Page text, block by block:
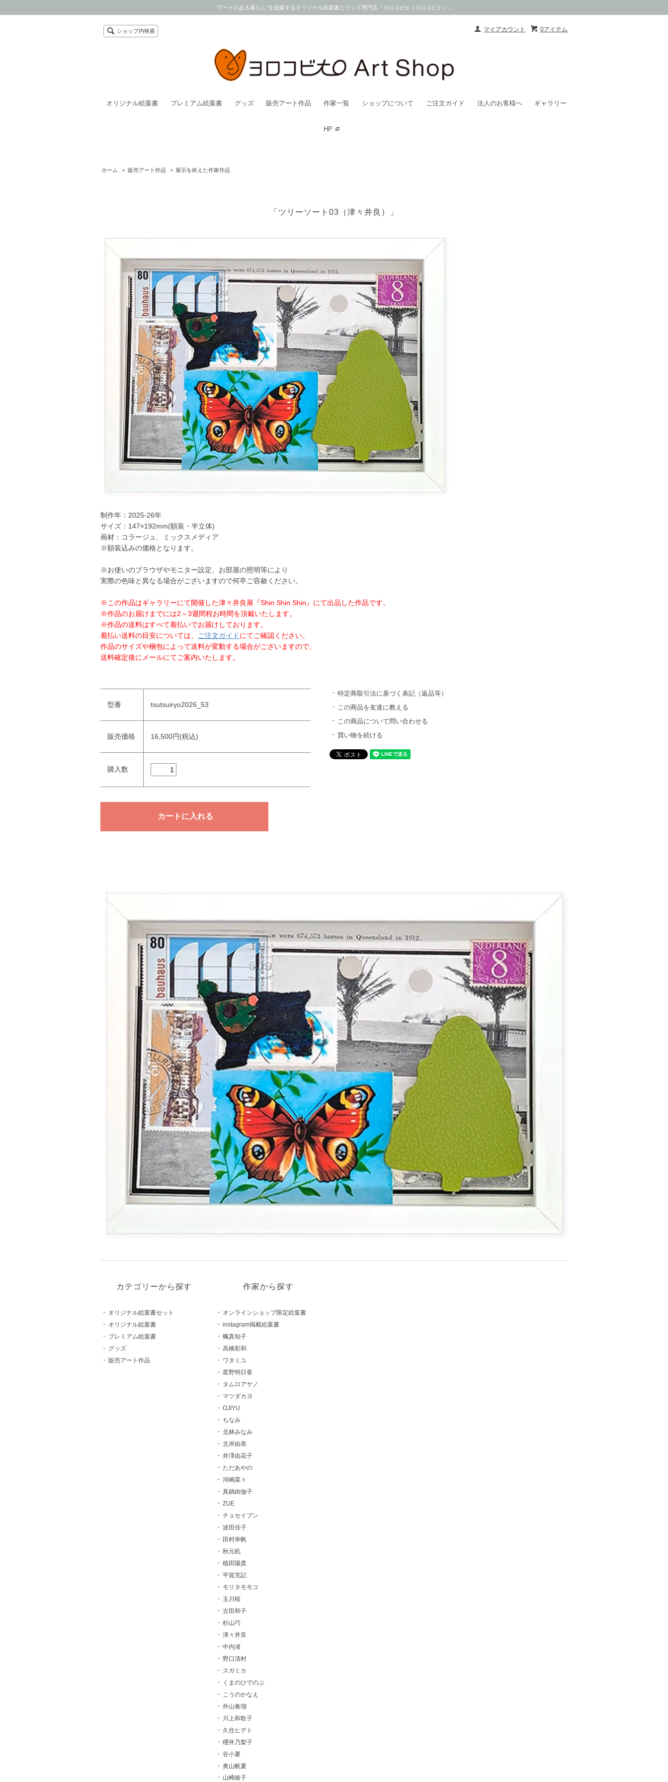
“アートのある暮らし”を提案するオリジナル絵葉書とグッズ専門店「ヨロコビto（ヨロコビト）」
0アイテム
マイアカウント
ショップ内検索
オリジナル絵葉書 プレミアム絵葉書 グッズ 販売アート作品 作家一覧 ショップについて ご注文ガイド 法人のお客様へ ギャラリー
HP
ホーム > 販売アート作品 > 展示を終えた作家作品
「ツリーソート03（津々井良）」
制作年：2025-26年
サイズ：147×192mm(額装・半立体)
画材：コラージュ、ミックスメディア
※額装込みの価格となります。
※お使いのブラウザやモニター設定、お部屋の照明等により
実際の色味と異なる場合がございますので何卒ご容赦ください。
※この作品はギャラリーにて開催した津々井良展『Shin Shin Shin』にて出品した作品です。
※作品のお届けまでには2～3週間程お時間を頂戴いたします。
※作品の送料はすべて着払いでお届けしております。
着払い送料の目安については、
ご注文ガイドにてご確認ください。
作品のサイズや梱包によって送料が変動する場合がございますので、
送料確定後にメールにてご案内いたします。
型番 tsutsuiryo2026_53
販売価格 16,500円(税込)
購入数
特定商取引法に基づく表記（返品等）
この商品を友達に教える
この商品について問い合わせる
買い物を続ける
カテゴリーから探す
オリジナル絵葉書セット
オリジナル絵葉書
プレミアム絵葉書
グッズ
販売アート作品
作家から探す
オンラインショップ限定絵葉書
instagram掲載絵葉書
楓真知子
高橋彩和
ワタミユ
星野明日香
タムロアヤノ
マツダカヨ
OJIYU
ちなみ
北林みなみ
北岸由美
井澤由花子
ただあやの
河嶋菜々
真鍋由伽子
ZUE
チョセイブン
波田佳子
田村幸帆
秋元机
植田陽貴
平賀充記
モリタモモコ
玉川桜
古田和子
杉山巧
津々井良
中内渚
野口清村
スガミカ
くまのひでのぶ
こうのかなえ
外山奏瑠
川上和歌子
久住ヒデト
櫻井乃梨子
谷小夏
奥山帆夏
山崎綾子